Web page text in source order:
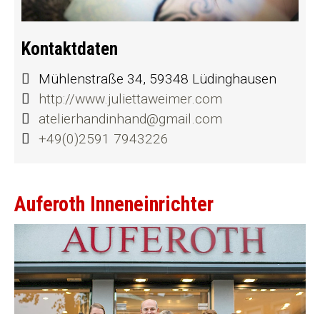
Kontaktdaten
Mühlenstraße 34, 59348 Lüdinghausen
http://www.juliettaweimer.com
atelierhandinhand@gmail.com
+49(0)2591 7943226
Auferoth Inneneinrichter